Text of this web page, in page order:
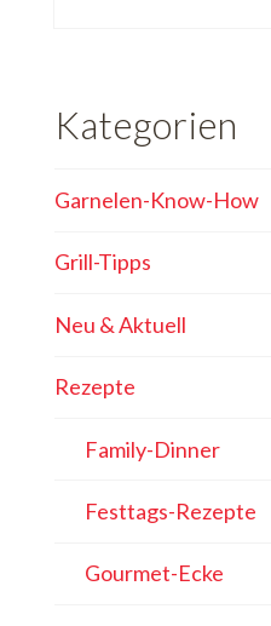
Kategorien
Garnelen-Know-How
Grill-Tipps
Neu & Aktuell
Rezepte
Family-Dinner
Festtags-Rezepte
Gourmet-Ecke